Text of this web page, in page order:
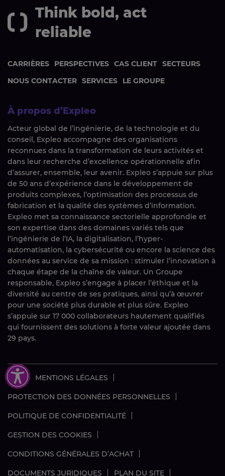
Think bold, act
reliable
CARRIÈRES PERSPECTIVES CAS CLIENT SECTEURS
NOUS CONTACTER SERVICES LE GROUPE
À propos d’Expleo
Acteur global de l’ingénierie, de la technologie et du
conseil, Expleo accompagne des organisations
reconnues dans la transformation de leurs activités et
dans leur recherche d’excellence opérationnelle afin
d’assurer, ensemble, leur avenir. Expleo s’appuie sur plus
de 50 ans d’expérience dans le développement de
produits complexes, l’optimisation des processus de
fabrication et la qualité des systèmes d’information.
Expleo met sa connaissance sectorielle approfondie et
son expertise dans des domaines variés tels que
l’ingénierie de l’IA, la digitalisation, l’hyper-
automatisation, la cybersécurité ou encore la science des
données au service de sa mission : stimuler l’innovation à
chaque étape de la chaîne de valeur. Un Groupe
responsable, Expleo s’engage à placer l’éthique et la
diversité au centre de ses pratiques, ainsi qu’à œuvrer
pour une société plus durable et plus sûre. Expleo
s’appuie sur 17 000 collaborateurs hautement qualifiés
qui fournissent des solutions à forte valeur ajoutée dans
29 pays.
CGV MENTIONS LÉGALES
PROTECTION DES DONNÉES PERSONNELLES
POLITIQUE DE CONFIDENTIALITÉ
GESTION DES COOKIES
CONDITIONS GÉNÉRALES D’ACHAT
DOCUMENTS JURIDIQUES PLAN DU SITE